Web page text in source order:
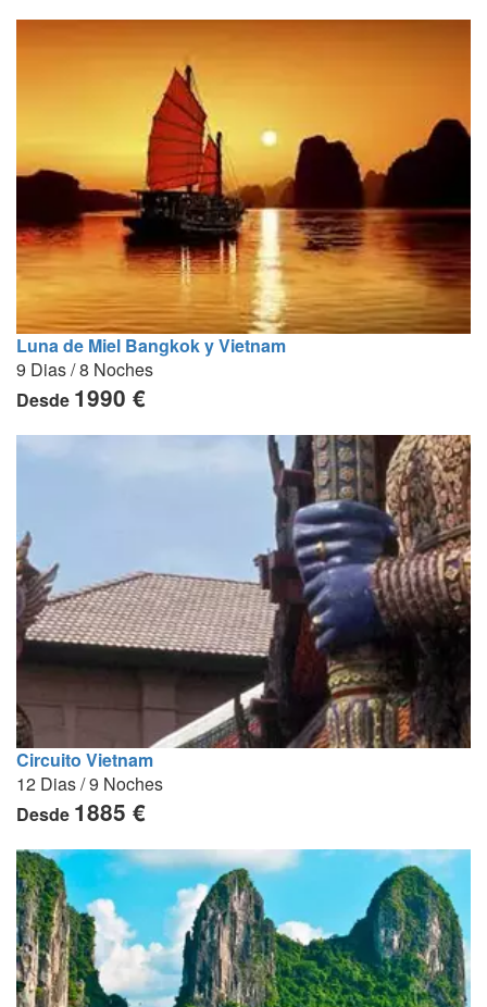
Luna de Miel Bangkok y Vietnam
9 Dias / 8 Noches
Desde 1990 €
Circuito Vietnam
12 Dias / 9 Noches
Desde 1885 €